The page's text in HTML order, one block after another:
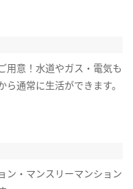
用意！水道やガス・電気も
通常に生活ができます。
ン・マンスリーマンション